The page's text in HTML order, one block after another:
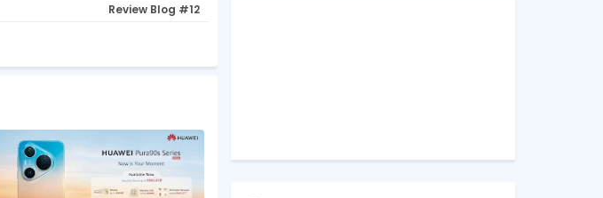
Review Blog #12